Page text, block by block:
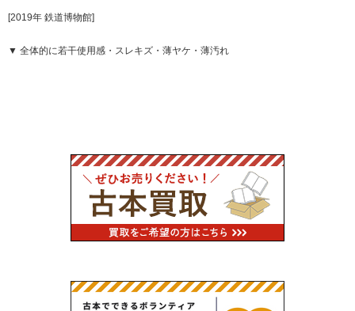
[2019年 鉄道博物館]
▼ 全体的に若干使用感・スレキズ・薄ヤケ・薄汚れ